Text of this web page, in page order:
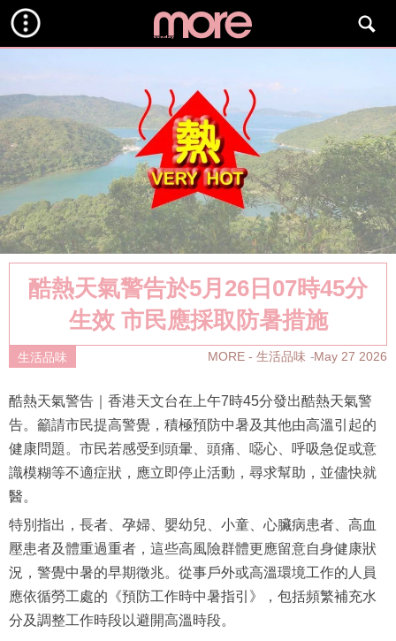
酷熱天氣警告於5月26日07時45分
生效 市民應採取防暑措施
生活品味 MORE - 生活品味 May 27 2026
酷熱天氣警告｜香港天文台在上午7時45分發出酷熱天氣警
告。籲請市民提高警覺，積極預防中暑及其他由高溫引起的
健康問題。市民若感受到頭暈、頭痛、噁心、呼吸急促或意
識模糊等不適症狀，應立即停止活動，尋求幫助，並儘快就
醫。
特別指出，長者、孕婦、嬰幼兒、小童、心臟病患者、高血
壓患者及體重過重者，這些高風險群體更應留意自身健康狀
況，警覺中暑的早期徵兆。從事戶外或高溫環境工作的人員
應依循勞工處的《預防工作時中暑指引》，包括頻繁補充水
分及調整工作時段以避開高溫時段。